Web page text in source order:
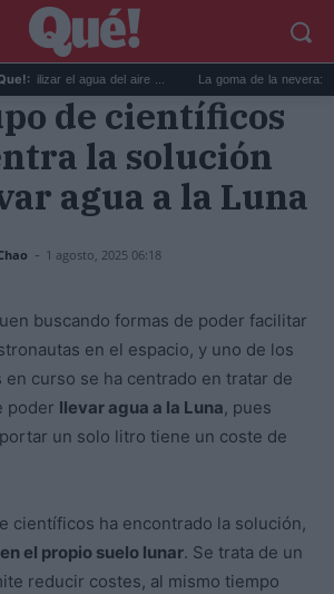
el agua del aire ... La goma de la nevera: el
de científicos
la solución
agua a la Luna
- 1 agosto, 2025 06:18
buscando formas de poder facilitar
en el espacio, y uno de los
curso se ha centrado en tratar de
poder llevar agua a la Luna, pues
un solo litro tiene un coste de
científicos ha encontrado la solución,
en el propio suelo lunar. Se trata de un
reducir costes, al mismo tiempo